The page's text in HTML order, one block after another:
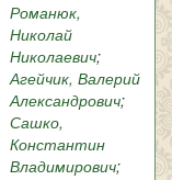
Романюк,
Николай
Николаевич;
Агейчик, Валерий
Александрович;
Сашко,
Константин
Владимирович;